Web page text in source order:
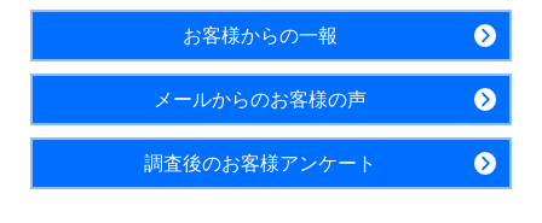
お客様からの一報
メールからのお客様の声
調査後のお客様アンケート